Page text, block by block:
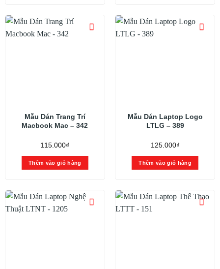
Mẫu Dán Trang Trí
Macbook Mac – 342
115.000₫
Thêm vào giỏ hàng
Mẫu Dán Laptop Logo
LTLG – 389
125.000₫
Thêm vào giỏ hàng